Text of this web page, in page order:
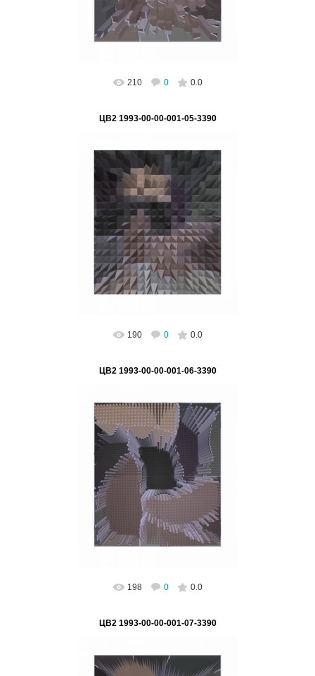
ВетВиктор
210 0 0.0
ЦВ2 1993-00-00-001-05-3390
02.03.2023
"Пирамидки звукоизоляции" Серия "Цифра -
основа глобализации"
Подпись на картине: нет, возможно
поставить, Авт...
ВетВиктор
190 0 0.0
ЦВ2 1993-00-00-001-06-3390
02.03.2023
"Цифровая лабиринтизация НАЧАЛА" Серия
"Цифра - основа глобализации"
Подпись на картине: нет, возможно
постави...
ВетВиктор
198 0 0.0
ЦВ2 1993-00-00-001-07-3390